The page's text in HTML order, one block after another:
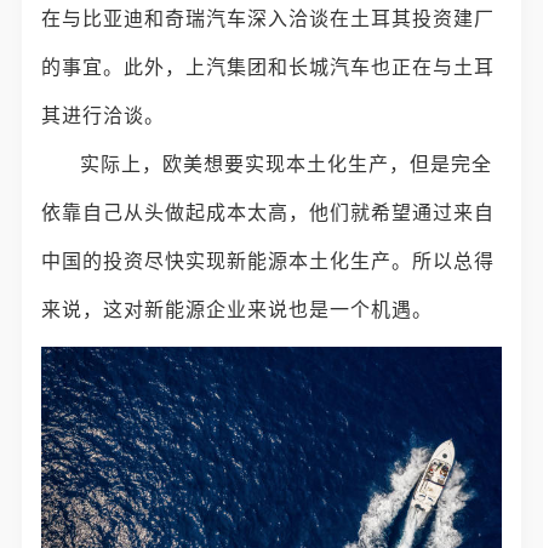
在与比亚迪和奇瑞汽车深入洽谈在土耳其投资建厂
的事宜。此外，上汽集团和长城汽车也正在与土耳
其进行洽谈。
实际上，欧美想要实现本土化生产，但是完全
依靠自己从头做起成本太高，他们就希望通过来自
中国的投资尽快实现新能源本土化生产。所以总得
来说，这对新能源企业来说也是一个机遇。